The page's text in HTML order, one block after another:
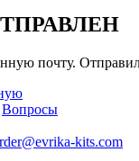
почту.
Вопросы
kits.com